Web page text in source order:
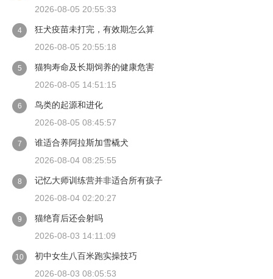
2026-08-05 20:55:33
4
狂犬疫苗未打完，有效期怎么算
2026-08-05 20:55:18
5
猫狗寿命及长期饲养的健康危害
2026-08-05 14:51:15
6
鸟类的起源和进化
2026-08-05 08:45:57
7
谁适合养阿拉斯加雪橇犬
2026-08-04 08:25:55
8
记忆大师训练营并非适合所有孩子
2026-08-04 02:20:27
9
猫绝育后还会射吗
2026-08-03 14:11:09
10
初中女生八百米跑实操技巧
2026-08-03 08:05:53